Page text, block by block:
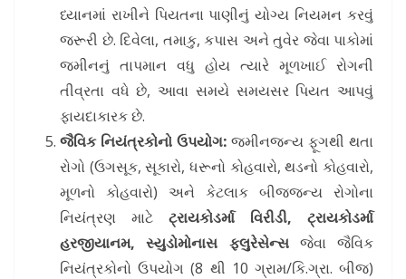
ધ્યાનમાં રાખીને પિયતના પાણીનું યોગ્ય નિયમન કરવું
જરૂરી છે. દિવેલા, તમાકુ, કપાસ અને તુવેર જેવા પાકોમાં
જમીનનું તાપમાન વધુ હોય ત્યારે મૂળખાઈ રોગની
તીવ્રતા વધે છે, આવા સમયે સમયસર પિયત આપવું
ફાયદાકારક છે.
જૈવિક નિયંત્રકોનો ઉપયોગ: જમીનજન્ય ફૂગથી થતા
રોગો (ઉગસૂક, સૂકારો, ધરૂનો કોહવારો, થડનો કોહવારો,
મૂળનો કોહવારો) અને કેટલાક બીજજન્ય રોગોના
નિયંત્રણ માટે ટ્રાયકોડર્મા વિરીડી, ટ્રાયકોડર્મા
હરજીયાનમ, સ્યુડોમોનાસ ફ્લુરેસેન્સજેવા જૈવિક
નિયંત્રકોનો ઉપયોગ (8 થી 10 ગ્રામ/કિ.ગ્રા. બીજ)